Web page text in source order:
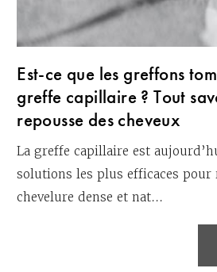
Est-ce que les greffons
greffe capillaire ? Tout
repousse des cheveux
La greffe capillaire est
solutions les plus efficaces pour
chevelure dense et nat...